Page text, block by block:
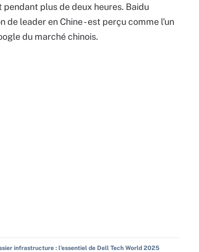
pendant plus de deux heures. Baidu
de leader en Chine - est perçu comme l'un
du marché chinois.
infrastructure : l'essentiel de Dell Tech World 2025